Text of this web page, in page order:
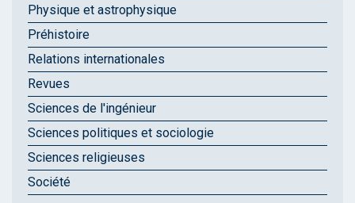
Physique et astrophysique
Préhistoire
Relations internationales
Revues
Sciences de l'ingénieur
Sciences politiques et sociologie
Sciences religieuses
Société